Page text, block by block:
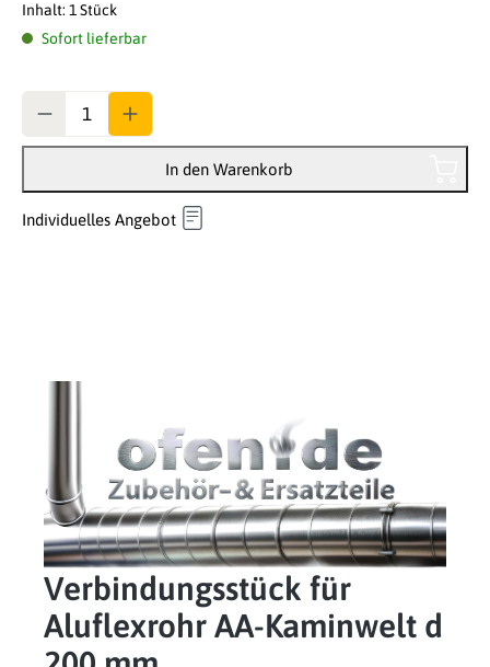
Inhalt: 1 Stück
Sofort lieferbar
In den Warenkorb
Individuelles Angebot
Verbindungsstück für
Aluflexrohr AA-Kaminwelt d